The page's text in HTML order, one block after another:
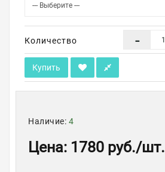
Количество
Купить
Наличие: 4
Цена: 1780 руб./шт.